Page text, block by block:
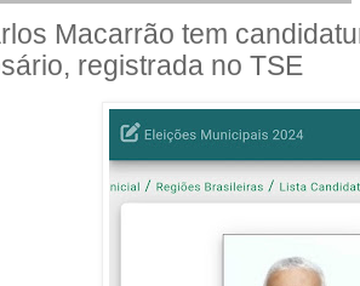
Macarrão tem
registrada no TSE